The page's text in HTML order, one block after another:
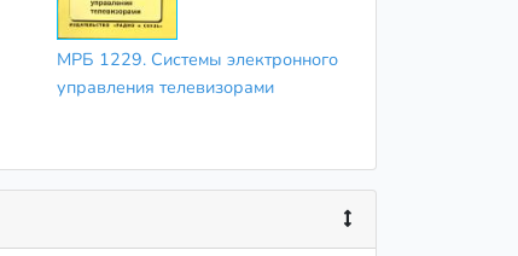
МРБ 1229. Системы электронного
управления телевизорами